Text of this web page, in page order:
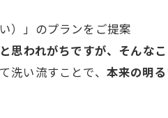
）」のプランをご提案
われがちですが、そんなこ
洗い流すことで、 本来の明